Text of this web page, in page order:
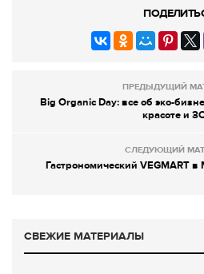
ПРЕДЫДУЩИЙ
Big Organic Day: все об эко-
красоте и
СЛЕДУЮЩИЙ
Гастрономический VEGMART
СВЕЖИЕ МАТЕРИАЛЫ